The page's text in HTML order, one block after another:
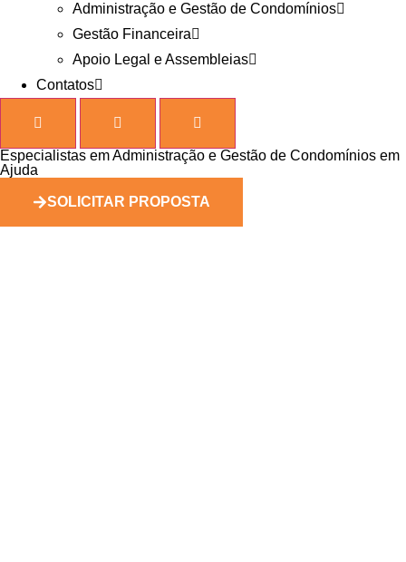
Administração e Gestão de Condomínios
Gestão Financeira
Apoio Legal e Assembleias
Contatos
Especialistas em Administração e Gestão de Condomínios em
Ajuda
SOLICITAR PROPOSTA